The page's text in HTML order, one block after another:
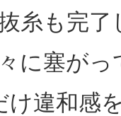
糸も完
に塞が
け違和感